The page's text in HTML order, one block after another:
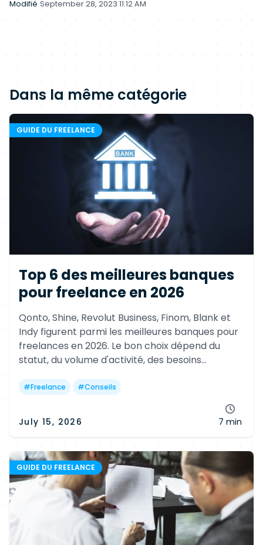
Modifié September 28, 2023 11:12 AM
Dans la même catégorie
GUIDE DU FREELANCE
Top 6 des meilleures banques
pour freelance en 2026
Qonto, Shine, Revolut Business, Finom, Blank et
Indy figurent parmi les meilleures banques pour
freelances en 2026. Le bon choix dépend du
statut, du volume d'activité, des besoins
des outils de gestion intégrés.
#Freelance #Conseils
July 15, 2026 7 min
GUIDE DU FREELANCE